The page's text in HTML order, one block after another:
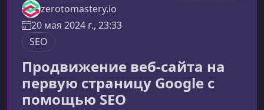
zerotomastery.io
20 мая 2024 г., 23:33
SEO
Продвижение веб-сайта на
первую страницу Google с
помощью SEO